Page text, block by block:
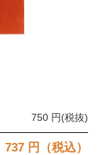
750 円(税抜)
737 円（税込）